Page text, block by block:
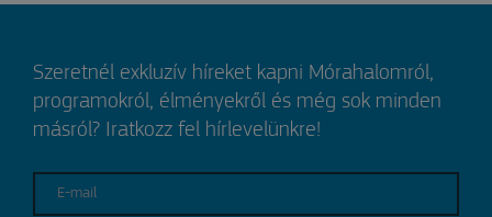
Szeretnél exkluzív híreket kapni Mórahalomról,
programokról, élményekről és még sok minden
másról? Iratkozz fel hírlevelünkre!